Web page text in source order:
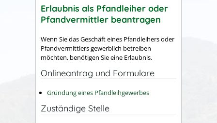
Erlaubnis als Pfandleiher oder
Pfandvermittler beantragen
Wenn Sie das Geschäft eines Pfandleihers oder
Pfandvermittlers gewerblich betreiben
möchten, benötigen Sie eine Erlaubnis.
Onlineantrag und Formulare
Gründung eines Pfandleihgewerbes
Zuständige Stelle